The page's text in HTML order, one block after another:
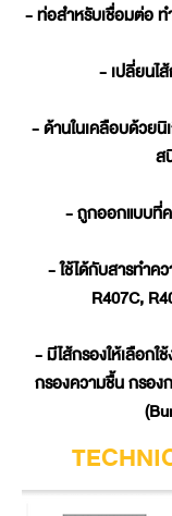
- ท่อสำหรับเชื่อมต่อ
- เปลี่ยนไ
- ด้านในเคลือบด้วยนิ
ส
- ถูกออกแบบที่
- ใช้ได้กับสารทำค
R407C,
- มีไส้กรองให้เลือกใ
กรองความชื้น กรอง